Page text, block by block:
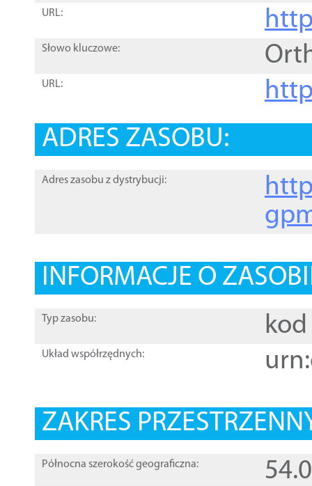
URL:
Słowo kluczowe:
URL:
ADRES ZASOBU:
Adres zasobu z dystrybucji:
INFORMACJE O
Typ zasobu: kod
Układ współrzędnych:
ZAKRES
Północna szerokość geograficzna: